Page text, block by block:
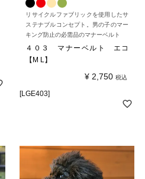
リサイクルファブリックを使用したサ
ステナブルコンセプト。男の子のマー
キング防止の必需品のマナーベルト
４０３ マナーベルト エコ
【M L】
¥ 2,750 税込
[LGE403]